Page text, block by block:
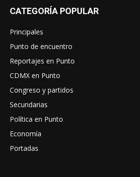
CATEGORÍA POPULAR
Principales
Punto de encuentro
Reportajes en Punto
CDMX en Punto
Congreso y partidos
Secundarias
Política en Punto
Economía
Portadas